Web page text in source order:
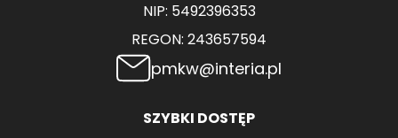
NIP: 5492396353
REGON: 243657594
pmkw@interia.pl
SZYBKI DOSTĘP